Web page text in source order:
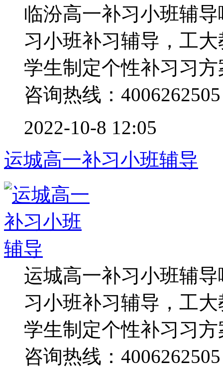
临汾高一补习小班辅
习小班补习辅导，工
学生制定个性补习习
咨询热线：
2022-10-8 12:05
运城高一补习小班辅导
运城高一补习小班辅
习小班补习辅导，工
学生制定个性补习习
咨询热线：